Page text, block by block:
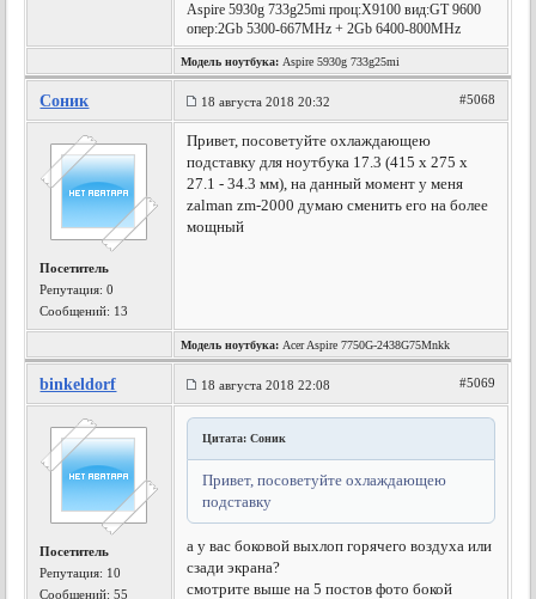
Aspire 5930g 733g25mi проц:Х9100 вид:GT 9600
опер:2Gb 5300-667MHz + 2Gb 6400-800MHz
Модель ноутбука: Aspire 5930g 733g25mi
Соник 18 августа 2018 20:32 #5068
Посетитель
Репутация:0
Сообщений: 13
Привет, посоветуйте охлаждающею
подставку для ноутбука 17.3 (415 x 275 x
27.1 - 34.3 мм), на данный момент у меня
zalman zm-2000 думаю сменить его на более
мощный
Модель ноутбука: Acer Aspire 7750G-2438G75Mnkk
binkeldorf 18 августа 2018 22:08 #5069
Посетитель
Репутация: 10
Сообщений: 55
Цитата: Соник
Привет, посоветуйте охлаждающею
подставку
а у вас боковой выхлоп горячего воздуха или
сзади экрана?
смотрите выше на 5 постов фото бокой